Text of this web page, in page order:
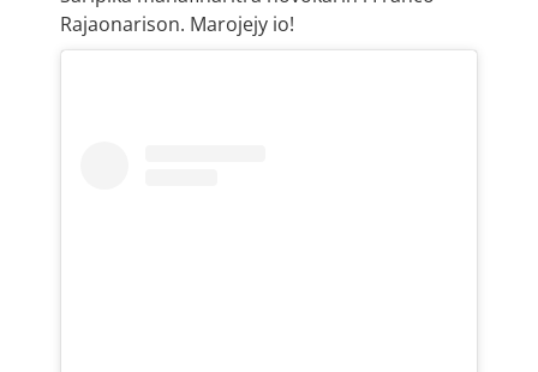
Rajaonarison. Marojejy io!